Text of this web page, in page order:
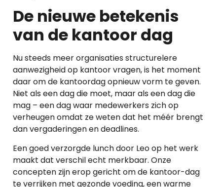
De nieuwe betekenis
van de kantoor dag
Nu steeds meer organisaties structurelere
aanwezigheid op kantoor vragen, is het moment
daar om de kantoordagopnieuw vorm te geven.
Niet als een dag die moet, maar als een dag die
mag – een dag waar medewerkers zich op
verheugen omdat ze weten dat het méér brengt
dan vergaderingen en deadlines.
Een goed verzorgde lunch door Leo op het werk
maakt dat verschil echt merkbaar. Onze
concepten zijn erop gericht om de kantoor-dag
te verrijken met gezonde voeding, een warme